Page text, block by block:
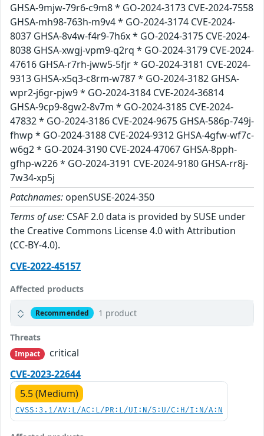
GHSA-9mjw-79r6-c9m8 * GO-2024-3173 CVE-2024-7558
GHSA-mh98-763h-m9v4 * GO-2024-3174 CVE-2024-
8037 GHSA-8v4w-f4r9-7h6x * GO-2024-3175 CVE-2024-
8038 GHSA-xwgj-vpm9-q2rq * GO-2024-3179 CVE-2024-
47616 GHSA-r7rh-jww5-5fjr * GO-2024-3181 CVE-2024-
9313 GHSA-x5q3-c8rm-w787 * GO-2024-3182 GHSA-
wpr2-j6gr-pjw9 * GO-2024-3184 CVE-2024-36814
GHSA-9cp9-8gw2-8v7m * GO-2024-3185 CVE-2024-
47832 * GO-2024-3186 CVE-2024-9675 GHSA-586p-749j-
fhwp * GO-2024-3188 CVE-2024-9312 GHSA-4gfw-wf7c-
w6g2 * GO-2024-3190 CVE-2024-47067 GHSA-8pph-
gfhp-w226 * GO-2024-3191 CVE-2024-9180 GHSA-rr8j-
7w34-xp5j
Patchnames: openSUSE-2024-350
Terms of use: CSAF 2.0 data is provided by SUSE under
the Creative Commons License 4.0 with Attribution
(CC-BY-4.0).
CVE-2022-45157
Affected products
Recommended 1 product
Threats
Impact
critical
CVE-2023-22644
5.5 (Medium)
CVSS:3.1/AV:L/AC:L/PR:L/UI:N/S:U/C:H/I:N/A:N